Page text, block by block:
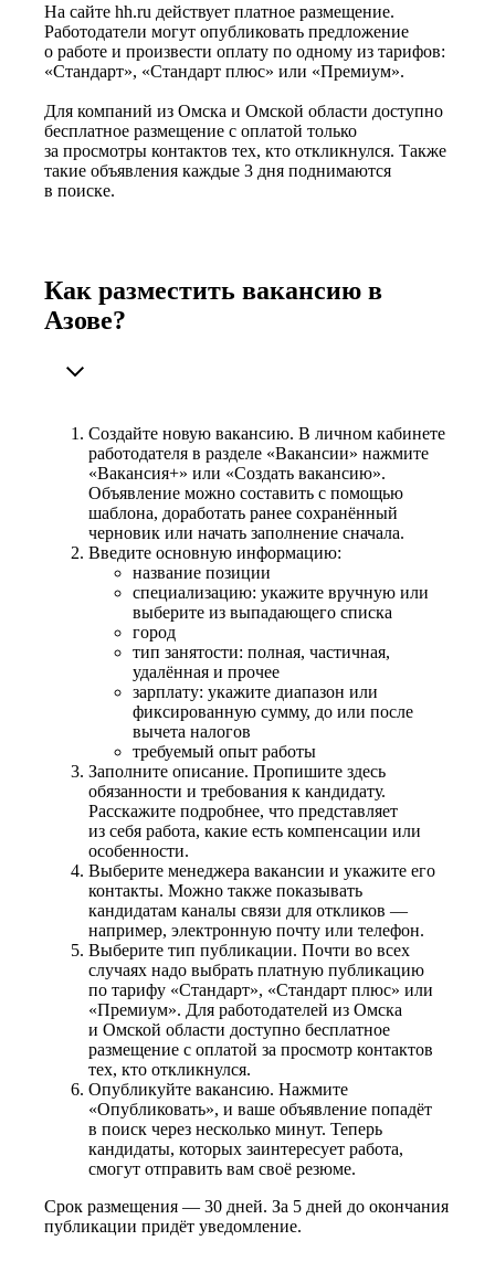
На сайте hh.ru действует платное размещение.
Работодатели могут опубликовать предложение
о работе и произвести оплату по одному из тарифов:
«Стандарт», «Стандарт плюс» или «Премиум».
Для компаний из Омска и Омской области доступно
бесплатное размещение с оплатой только
за просмотры контактов тех, кто откликнулся. Также
такие объявления каждые 3 дня поднимаются
в поиске.
Как разместить вакансию в
Азове?
Создайте новую вакансию. В личном кабинете
работодателя в разделе «Вакансии» нажмите
«Вакансия+» или «Создать вакансию».
Объявление можно составить с помощью
шаблона, доработать ранее сохранённый
черновик или начать заполнение сначала.
Введите основную информацию:
название позиции
специализацию: укажите вручную или
выберите из выпадающего списка
город
тип занятости: полная, частичная,
удалённая и прочее
зарплату: укажите диапазон или
фиксированную сумму, до или после
вычета налогов
требуемый опыт работы
Заполните описание. Пропишите здесь
обязанности и требования к кандидату.
Расскажите подробнее, что представляет
из себя работа, какие есть компенсации или
особенности.
Выберите менеджера вакансии и укажите его
контакты. Можно также показывать
кандидатам каналы связи для откликов —
например, электронную почту или телефон.
Выберите тип публикации. Почти во всех
случаях надо выбрать платную публикацию
по тарифу «Стандарт», «Стандарт плюс» или
«Премиум». Для работодателей из Омска
и Омской области доступно бесплатное
размещение с оплатой за просмотр контактов
тех, кто откликнулся.
Опубликуйте вакансию. Нажмите
«Опубликовать», и ваше объявление попадёт
в поиск через несколько минут. Теперь
кандидаты, которых заинтересует работа,
смогут отправить вам своё резюме.
Срок размещения — 30 дней. За 5 дней до окончания
публикации придёт уведомление.